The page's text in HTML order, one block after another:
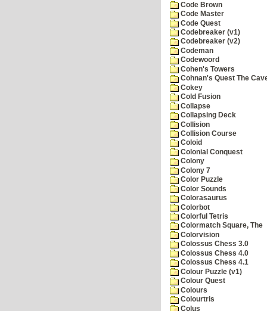
Code Brown
Code Master
Code Quest
Codebreaker (v1)
Codebreaker (v2)
Codeman
Codewoord
Cohen's Towers
Cohnan's Quest The
Cokey
Cold Fusion
Collapse
Collapsing Deck
Collision
Collision Course
Coloid
Colonial Conquest
Colony
Colony 7
Color Puzzle
Color Sounds
Colorasaurus
Colorbot
Colorful Tetris
Colormatch Square, The
Colorvision
Colossus Chess 3.0
Colossus Chess 4.0
Colossus Chess 4.1
Colour Puzzle (v1)
Colour Quest
Colours
Colourtris
Colus